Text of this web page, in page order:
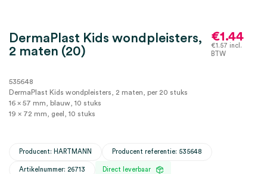
DermaPlast Kids wondpleisters,
2 maten (20)
€1.44
€1.57 incl.
BTW
535648
DermaPlast Kids wondpleisters, 2 maten, per 20 stuks
16 x 57 mm, blauw, 10 stuks
19 x 72 mm, geel, 10 stuks
Producent: HARTMANN Producent referentie: 535648
Artikelnummer: 26713 Direct leverbaar